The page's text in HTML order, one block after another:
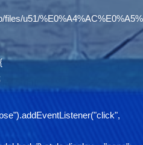
u51/